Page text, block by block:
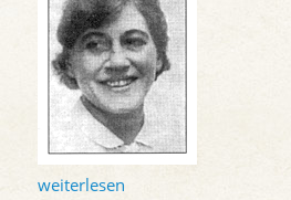
weiterlesen